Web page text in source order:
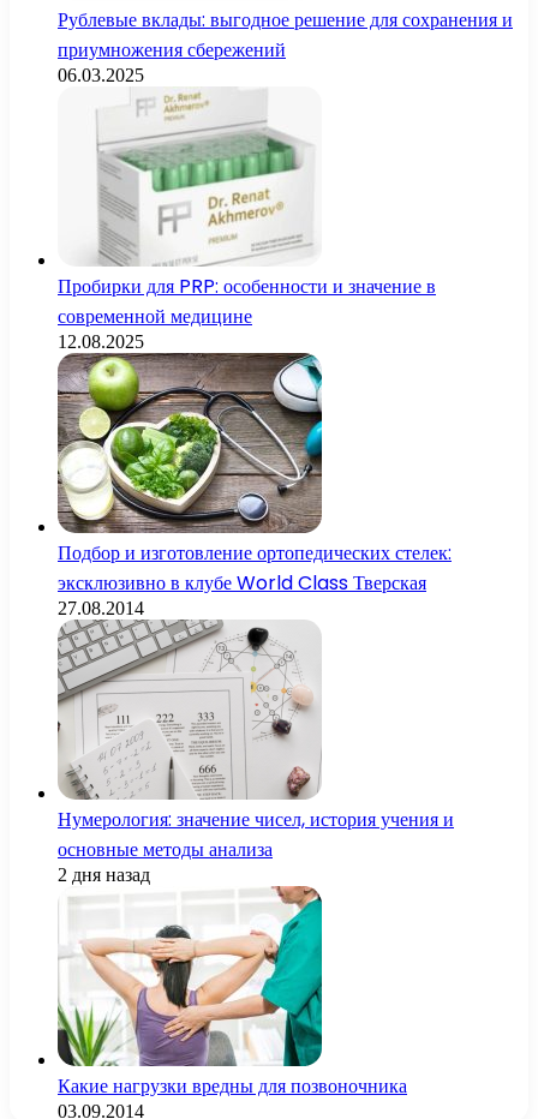
Рублевые вклады: выгодное решение для сохранения и
приумножения сбережений
06.03.2025
Пробирки для PRP: особенности и значение в
современной медицине
12.08.2025
Подбор и изготовление ортопедических стелек:
эксклюзивно в клубе World Class Тверская
27.08.2014
Нумерология: значение чисел, история учения и
основные методы анализа
2 дня назад
Какие нагрузки вредны для позвоночника
03.09.2014